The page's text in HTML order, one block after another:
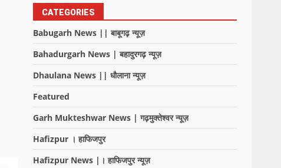
CATEGORIES
Babugarh News || बाबूगढ़ न्यूज़
Bahadurgarh News | बहादुरगढ़ न्यूज़
Dhaulana News || धौलाना न्यूज़
Featured
Garh Mukteshwar News | गढ़मुक्तेश्वर न्यूज़
Hafizpur । हाफिजपुर
Hafizpur News |। हाफिजपुर न्यूज़